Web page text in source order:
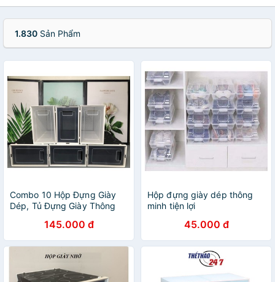
1.830 Sản Phẩm
Combo 10 Hộp Đựng Giày
Dép, Tủ Đựng Giày Thông
145.000 đ
Hộp đựng giày dép thông
minh tiện lợi
45.000 đ